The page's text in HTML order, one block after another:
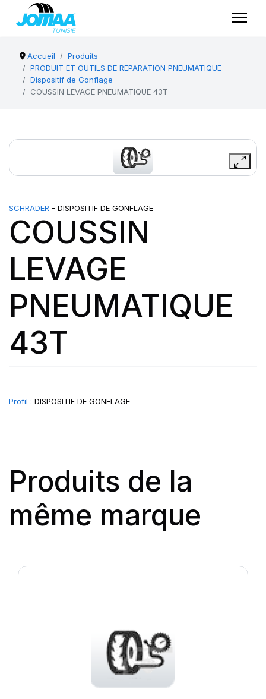
Accueil
Produits
PRODUIT ET OUTILS DE REPARATION PNEUMATIQUE
Dispositif de Gonflage
COUSSIN LEVAGE PNEUMATIQUE 43T
SCHRADER - DISPOSITIF DE GONFLAGE
COUSSIN
LEVAGE
PNEUMATIQUE
43T
Profil : DISPOSITIF DE GONFLAGE
Produits de la
même marque